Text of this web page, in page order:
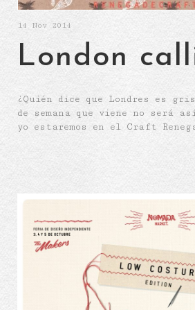
14 Nov 2014
London
¿Quién dice que Londres es
de semana que viene no será
yo estaremos en el Craft